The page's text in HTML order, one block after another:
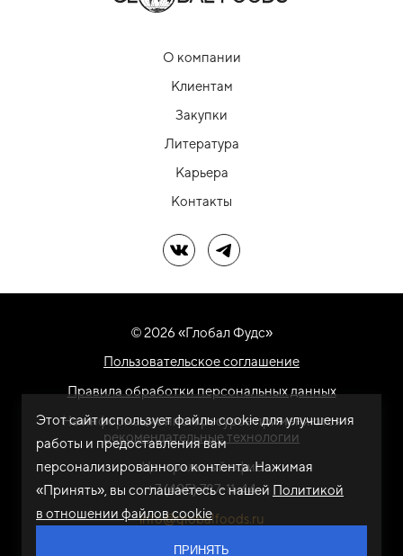
О компании
Клиентам
Закупки
Литература
Карьера
Контакты
Мы в ВКМы в Telegram
© 2026 «Глобал Фудс»
Пользовательское соглашение
Правила обработки персональных данных
На информационном ресурсе применяются
рекомендательные технологии
Центральный офис
+7 (495) 787-11-44
info@globalfoods.ru
Этот сайт использует файлы cookie для улучшения
работы и предоставления вам
персонализированного контента. Нажимая
«Принять», вы соглашаетесь с нашей Политикой
в отношении файлов cookie
ПРИНЯТЬ